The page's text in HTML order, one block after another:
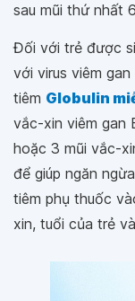
sau mũi thứ nhất
Đối với trẻ được
với virus viêm
tiêm Globulin
vắc-xin viêm gan
hoặc 3 mũi vắc-
để giúp ngăn
tiêm phụ thuốc
xin, tuổi của trẻ